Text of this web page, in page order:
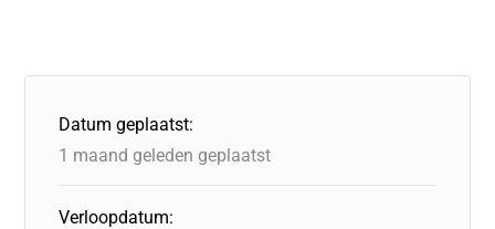
Datum geplaatst:
1 maand geleden geplaatst
Verloopdatum: